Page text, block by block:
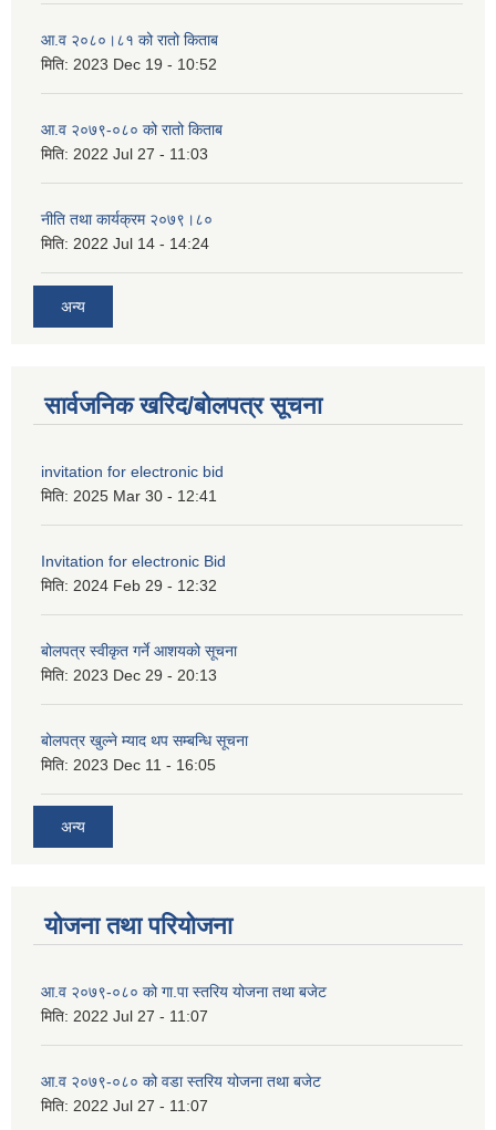
आ.व २०८०।८१ को रातो किताब
मिति: 2023 Dec 19 - 10:52
आ.व २०७९-०८० को रातो किताब
मिति: 2022 Jul 27 - 11:03
नीति तथा कार्यक्रम २०७९।८०
मिति: 2022 Jul 14 - 14:24
अन्य
सार्वजनिक खरिद/बोलपत्र सूचना
invitation for electronic bid
मिति: 2025 Mar 30 - 12:41
Invitation for electronic Bid
मिति: 2024 Feb 29 - 12:32
बोलपत्र स्वीकृत गर्ने आशयको सूचना
मिति: 2023 Dec 29 - 20:13
बोलपत्र खुल्ने म्याद थप सम्बन्धि सूचना
मिति: 2023 Dec 11 - 16:05
अन्य
योजना तथा परियोजना
आ.व २०७९-०८० को गा.पा स्तरिय योजना तथा बजेट
मिति: 2022 Jul 27 - 11:07
आ.व २०७९-०८० को वडा स्तरिय योजना तथा बजेट
मिति: 2022 Jul 27 - 11:07